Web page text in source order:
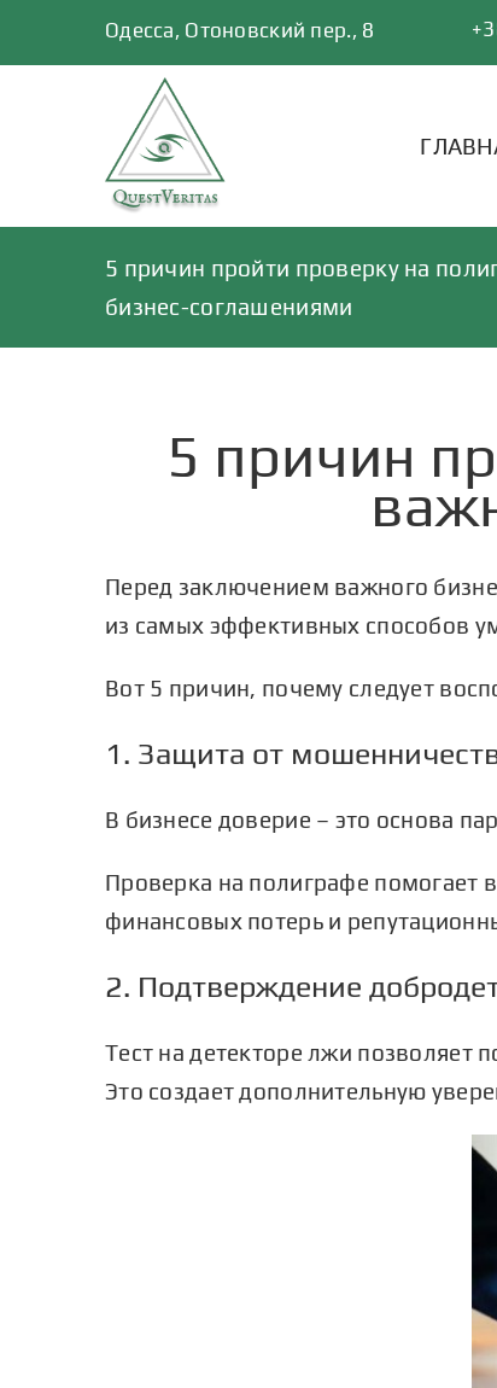
Одесса, Отоновский пер., 8
5 причин пройти проверку на
бизнес-соглашениями
5 причин
Перед заключением важного
из самых эффективных способов
Вот 5 причин, почему следует
1. Защита от
В бизнесе доверие – это основа
Проверка на полиграфе помогает
финансовых потерь и
2. Подтверждение
Тест на детекторе лжи позволяет
Это создает дополнительную